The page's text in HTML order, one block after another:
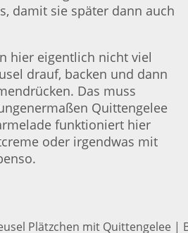
damit sie später dann auch
hier eigentlich nicht viel
drauf, backen und dann
Das muss
Quittengelee
funktioniert hier
oder irgendwas mit